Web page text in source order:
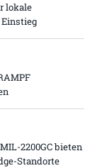
lokale
2200GC bieten
Standorte